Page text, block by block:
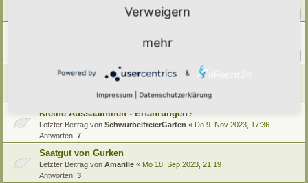
«Mo 18. Mär 2024, 19:09
Eigenes Saatgut anbauen - Tipps, Erfahrungen, Infos
Amarille
Kleine Aussaathilfen - Erfahrungen?
Letzter Beitrag von SchwurbelfreierGarten « Do 9. Nov 2023, 17:36
Antworten: 7
Saatgut von Gurken
Letzter Beitrag von Amarille « Mo 18. Sep 2023, 21:19
Antworten: 3
Verweigern
mehr
Powered by &
Impressum Datenschutzerklärung